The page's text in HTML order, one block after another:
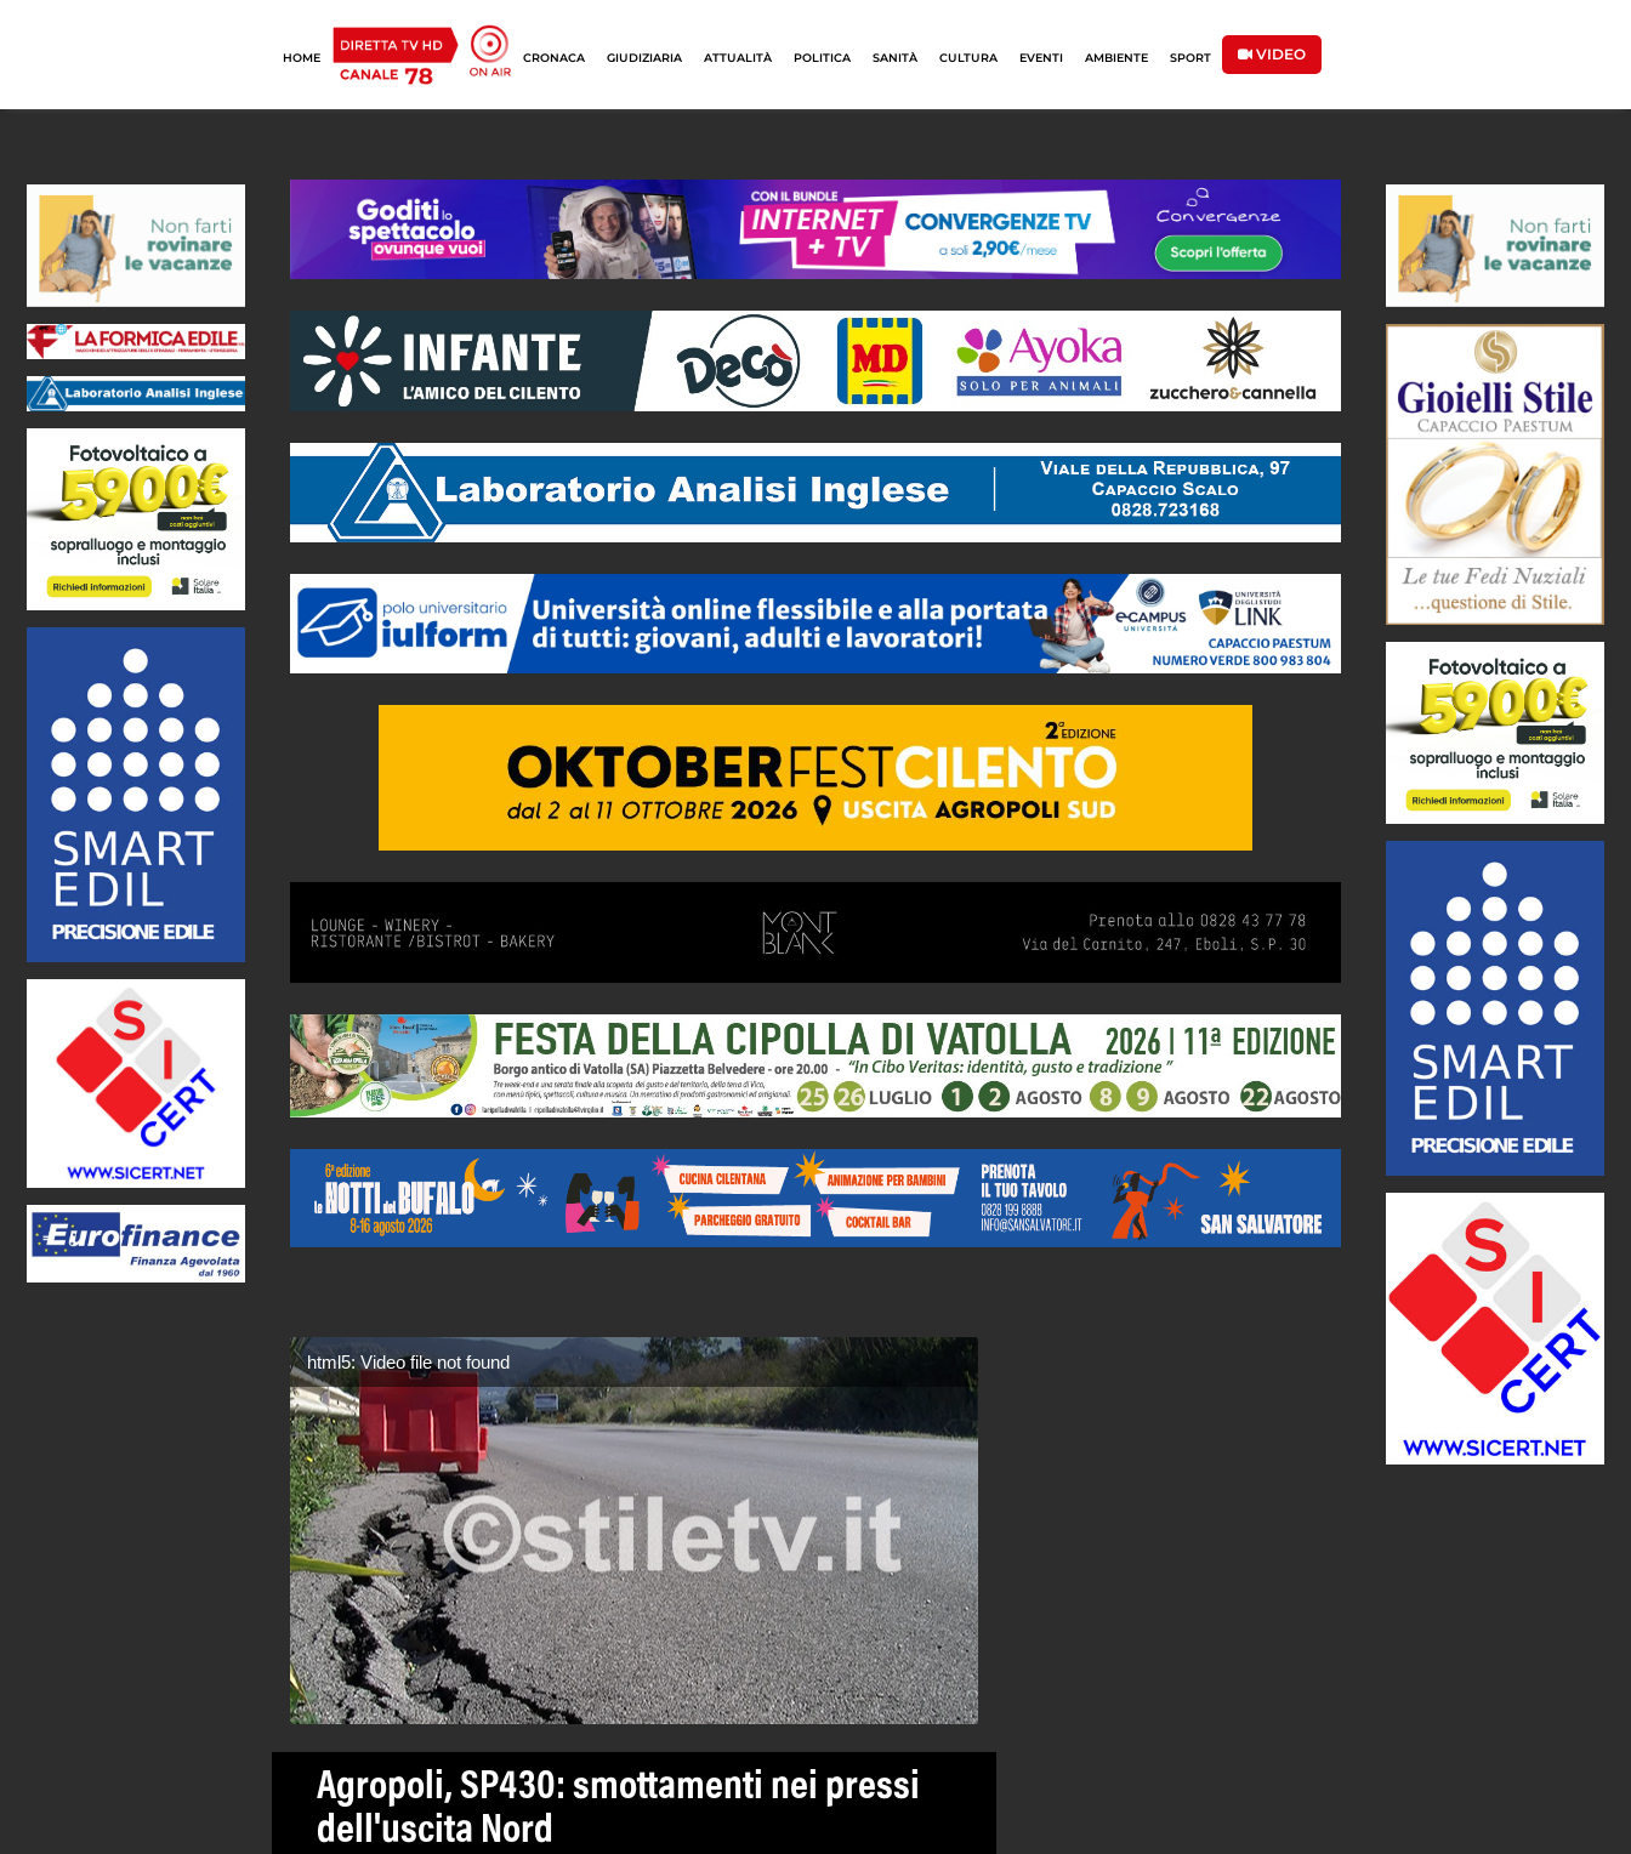
HOME CRONACA GIUDIZIARIA ATTUALITÀ POLITICA SANITÀ CULTURA EVENTI AMBIENTE SPORT VIDEO
html5: Video file not found
Agropoli, SP430: smottamenti nei pressi
dell'uscita Nord